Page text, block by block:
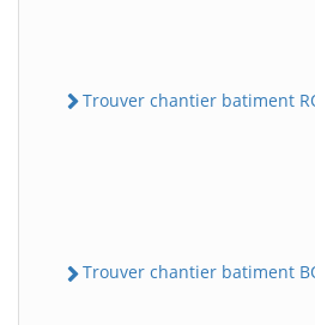
Trouver chantier batiment
Trouver chantier batiment